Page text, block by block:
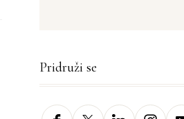
Pridruži se